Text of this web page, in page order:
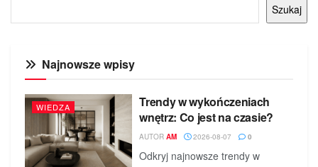
Szukaj
Najnowsze wpisy
WIEDZA
Trendy w wykończeniach
wnętrz: Co jest na czasie?
AUTOR AM 2026-08-07 0
Odkryj najnowsze trendy w